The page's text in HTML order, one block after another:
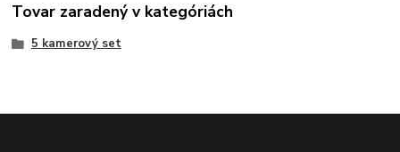
Tovar zaradený v kategóriách
5 kamerový set